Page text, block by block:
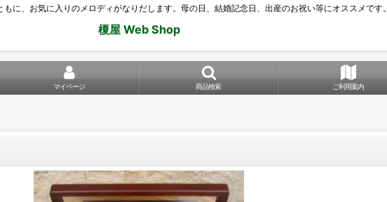
に、お気に入りのメロディがなりだします。母の日、結婚記念日、出産のお祝い等にオススメです。
榎屋 Web Shop
マイページ 商品検索 ご利用案内